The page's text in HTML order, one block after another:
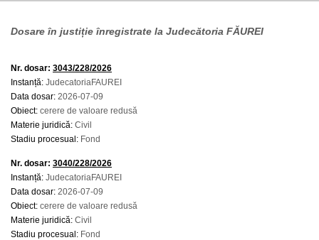
Dosare în justiție înregistrate la Judecătoria FĂUREI
Nr. dosar: 3043/228/2026
Instanță: JudecatoriaFAUREI
Data dosar: 2026-07-09
Obiect: cerere de valoare redusă
Materie juridică: Civil
Stadiu procesual: Fond
Nr. dosar: 3040/228/2026
Instanță: JudecatoriaFAUREI
Data dosar: 2026-07-09
Obiect: cerere de valoare redusă
Materie juridică: Civil
Stadiu procesual: Fond